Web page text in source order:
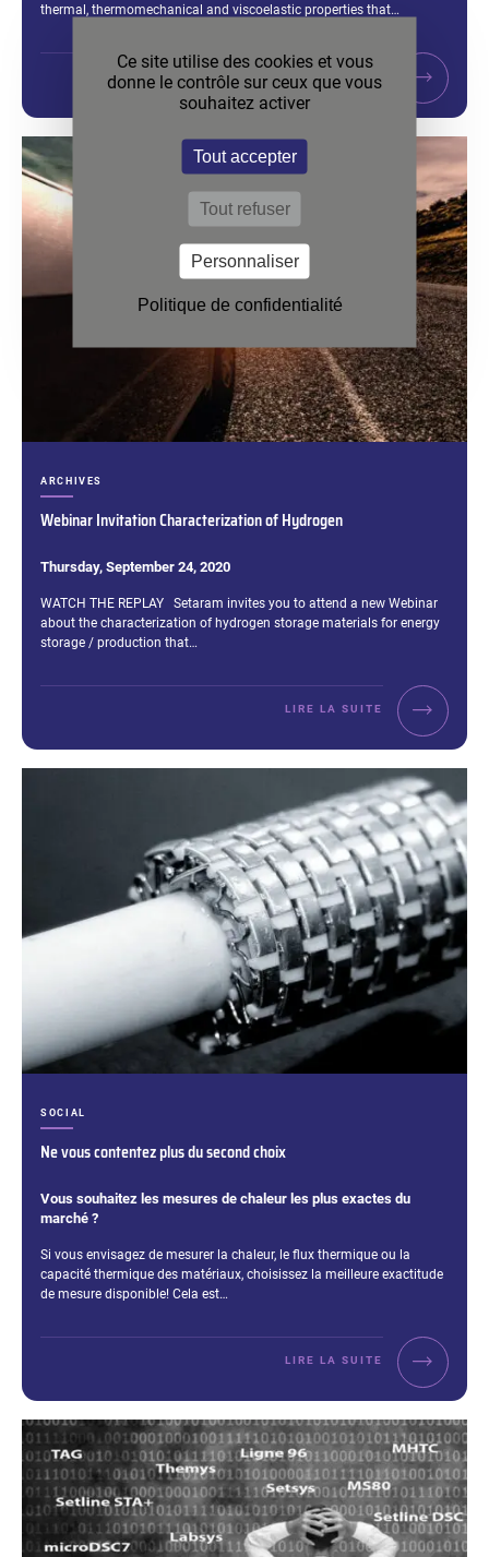
thermal, thermomechanical and viscoelastic properties that…
LIRE LA SUITE
Webinar Invitation Characterization of Hydrogen
Thursday, September 24, 2020
CATÉGORIES :
ARCHIVES
Extrait :
WATCH THE REPLAY Setaram invites you to attend a new Webinar
about the characterization of hydrogen storage materials for energy
storage / production that…
LIRE LA SUITE
Ne vous contentez plus du second choix
Vous souhaitez les mesures de chaleur les plus exactes du
marché ?
CATÉGORIES :
SOCIAL
Extrait :
Si vous envisagez de mesurer la chaleur, le flux thermique ou la
capacité thermique des matériaux, choisissez la meilleure exactitude
de mesure disponible! Cela est…
LIRE LA SUITE
Ce site utilise des cookies et vous
donne le contrôle sur ceux que vous
souhaitez activer
Tout accepter
Tout refuser
Personnaliser
Politique de confidentialité